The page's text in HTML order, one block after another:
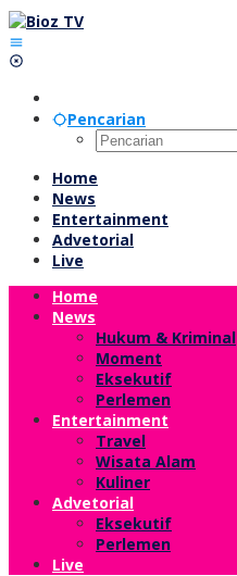
Lewati
ke
konten
Pencarian
Home
News
Entertainment
Advetorial
Live
Home
News
Hukum & Kriminal
Moment
Eksekutif
Perlemen
Entertainment
Travel
Wisata Alam
Kuliner
Advetorial
Eksekutif
Perlemen
Live